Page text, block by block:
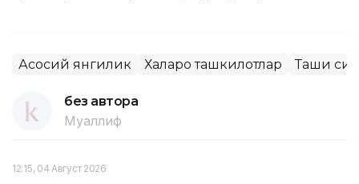
Асосий янгилик Халқаро ташкилотлар Ташқи
без автора
Муаллиф
12:15, 04 Август 2026